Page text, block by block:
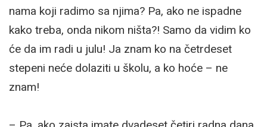
nama koji radimo sa njima? Pa, ako ne ispadne
kako treba, onda nikom ništa?! Samo da vidim ko
će da im radi u julu! Ja znam ko na četrdeset
stepeni neće dolaziti u školu, a ko hoće – ne
znam!